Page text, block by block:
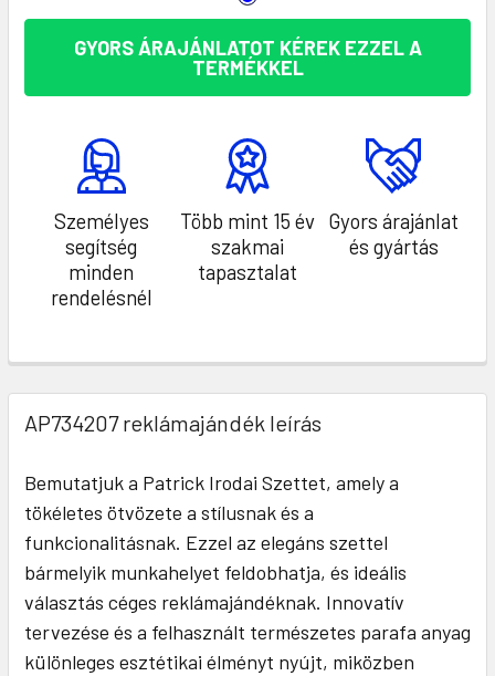
GYORS ÁRAJÁNLATOT KÉREK EZZEL A
TERMÉKKEL
Személyes
segítség
minden
rendelésnél
Több mint 15 év
szakmai
tapasztalat
Gyors árajánlat
és gyártás
AP734207 reklámajándék leírás
Bemutatjuk a Patrick Irodai Szettet, amely a
tökéletes ötvözete a stílusnak és a
funkcionalitásnak. Ezzel az elegáns szettel
bármelyik munkahelyet feldobhatja, és ideális
választás céges reklámajándéknak. Innovatív
tervezése és a felhasznált természetes parafa anyag
különleges esztétikai élményt nyújt, miközben